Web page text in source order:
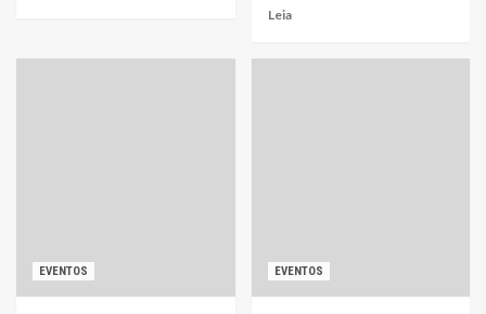
Leia
EVENTOS EVENTOS